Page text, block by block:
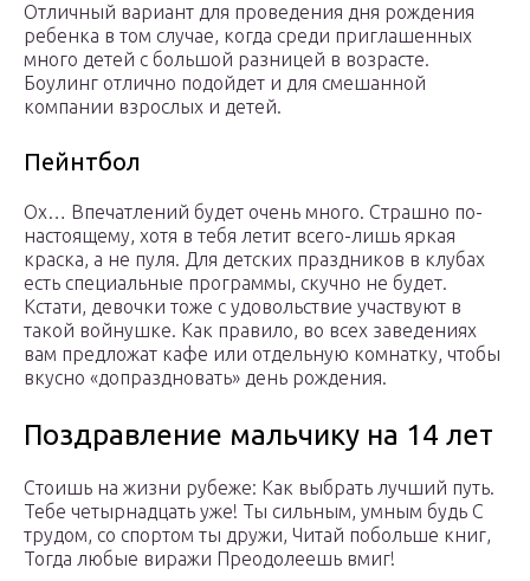
Отличный вариант для проведения дня рождения
ребенка в том случае, когда среди приглашенных
много детей с большой разницей в возрасте.
Боулинг отлично подойдет и для смешанной
компании взрослых и детей.
Пейнтбол
Ох… Впечатлений будет очень много. Страшно по-
настоящему, хотя в тебя летит всего-лишь яркая
краска, а не пуля. Для детских праздников в клубах
есть специальные программы, скучно не будет.
Кстати, девочки тоже с удовольствие участвуют в
такой войнушке. Как правило, во всех заведениях
вам предложат кафе или отдельную комнатку, чтобы
вкусно «допраздновать» день рождения.
Поздравление мальчику на 14 лет
Стоишь на жизни рубеже: Как выбрать лучший путь.
Тебе четырнадцать уже! Ты сильным, умным будь С
трудом, со спортом ты дружи, Читай побольше книг,
Тогда любые виражи Преодолеешь вмиг!